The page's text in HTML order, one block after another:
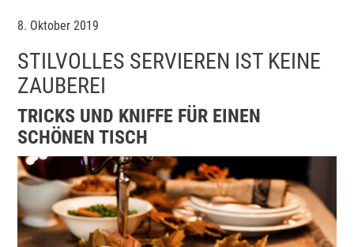
8. Oktober 2019
STILVOLLES SERVIEREN IST KEINE
ZAUBEREI
TRICKS UND KNIFFE FÜR EINEN
SCHÖNEN TISCH